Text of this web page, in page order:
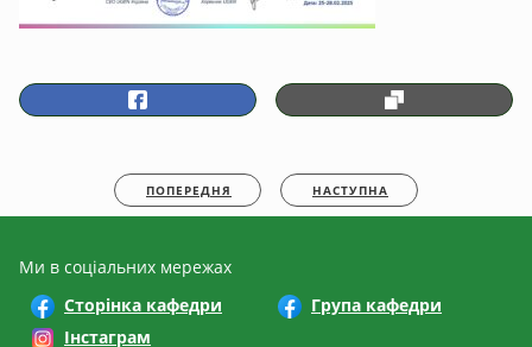
ПОПЕРЕДНЯ НАСТУПНА
Ми в соціальних мережах
Сторінка кафедри
Група кафедри
Інстаграм